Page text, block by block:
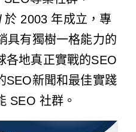
於 2003 年成立，專
具有獨樹一格能力的
各地真正實戰的SEO
SEO新聞和最佳實踐
SEO 社群。